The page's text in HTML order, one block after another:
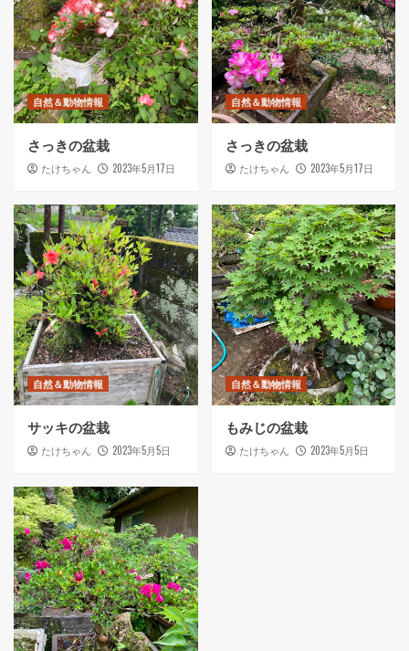
自然＆動物情報
さっきの盆栽
たけちゃん 2023年5月17日
自然＆動物情報
さっきの盆栽
たけちゃん 2023年5月17日
自然＆動物情報
サッキの盆栽
たけちゃん 2023年5月5日
自然＆動物情報
もみじの盆栽
たけちゃん 2023年5月5日